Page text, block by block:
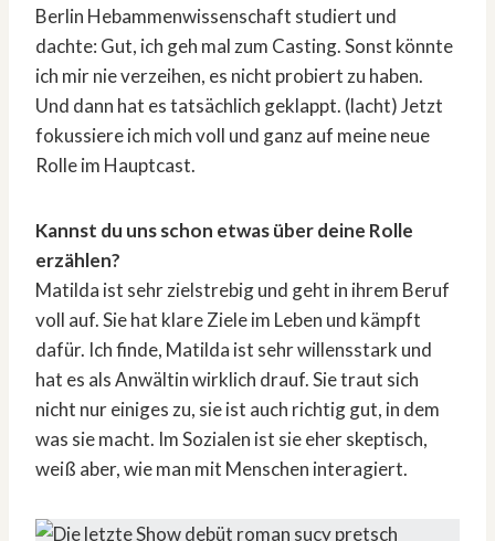
Berlin Hebammenwissenschaft studiert und
dachte: Gut, ich geh mal zum Casting. Sonst könnte
ich mir nie verzeihen, es nicht probiert zu haben.
Und dann hat es tatsächlich geklappt. (lacht) Jetzt
fokussiere ich mich voll und ganz auf meine neue
Rolle im Hauptcast.
Kannst du uns schon etwas über deine Rolle
erzählen?
Matilda ist sehr zielstrebig und geht in ihrem Beruf
voll auf. Sie hat klare Ziele im Leben und kämpft
dafür. Ich finde, Matilda ist sehr willensstark und
hat es als Anwältin wirklich drauf. Sie traut sich
nicht nur einiges zu, sie ist auch richtig gut, in dem
was sie macht. Im Sozialen ist sie eher skeptisch,
weiß aber, wie man mit Menschen interagiert.